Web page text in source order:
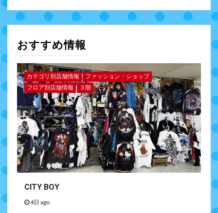
おすすめ情報
カテゴリ別店舗情報
ファッション・ショップ
フロア別店舗情報
３階
CITY BOY
4日 ago